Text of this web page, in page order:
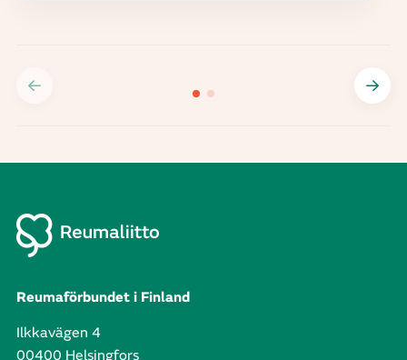
Reumaförbundet i Finland
Ilkkavägen 4
00400 Helsingfors